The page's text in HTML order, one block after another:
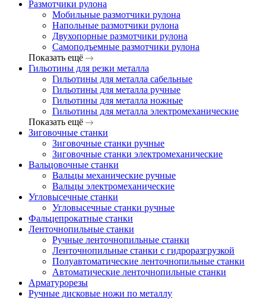
Размотчики рулона
Мобильные размотчики рулона
Напольные размотчики рулона
Двухопорные размотчики рулона
Самоподъемные размотчики рулона
Показать ещё
Гильотины для резки металла
Гильотины для металла сабельные
Гильотины для металла ручные
Гильотины для металла ножные
Гильотины для металла электромеханические
Показать ещё
Зиговочные станки
Зиговочные станки ручные
Зиговочные станки электромеханические
Вальцовочные станки
Вальцы механические ручные
Вальцы электромеханические
Угловысечные станки
Угловысечные станки ручные
Фальцепрокатные станки
Ленточнопильные станки
Ручные ленточнопильные станки
Ленточнопильные станки с гидроразгрузкой
Полуавтоматические ленточнопильные станки
Автоматические ленточнопильные станки
Арматурорезы
Ручные дисковые ножи по металлу